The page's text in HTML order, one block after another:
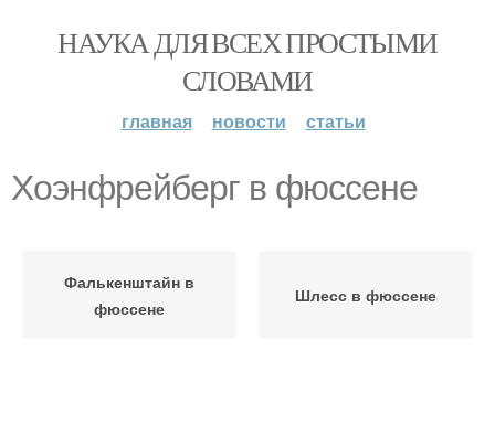
НАУКА ДЛЯ ВСЕХ ПРОСТЫМИ
СЛОВАМИ
главная новости статьи
Хоэнфрейберг в фюссене
Фалькенштайн в
фюссене
Шлесс в фюссене